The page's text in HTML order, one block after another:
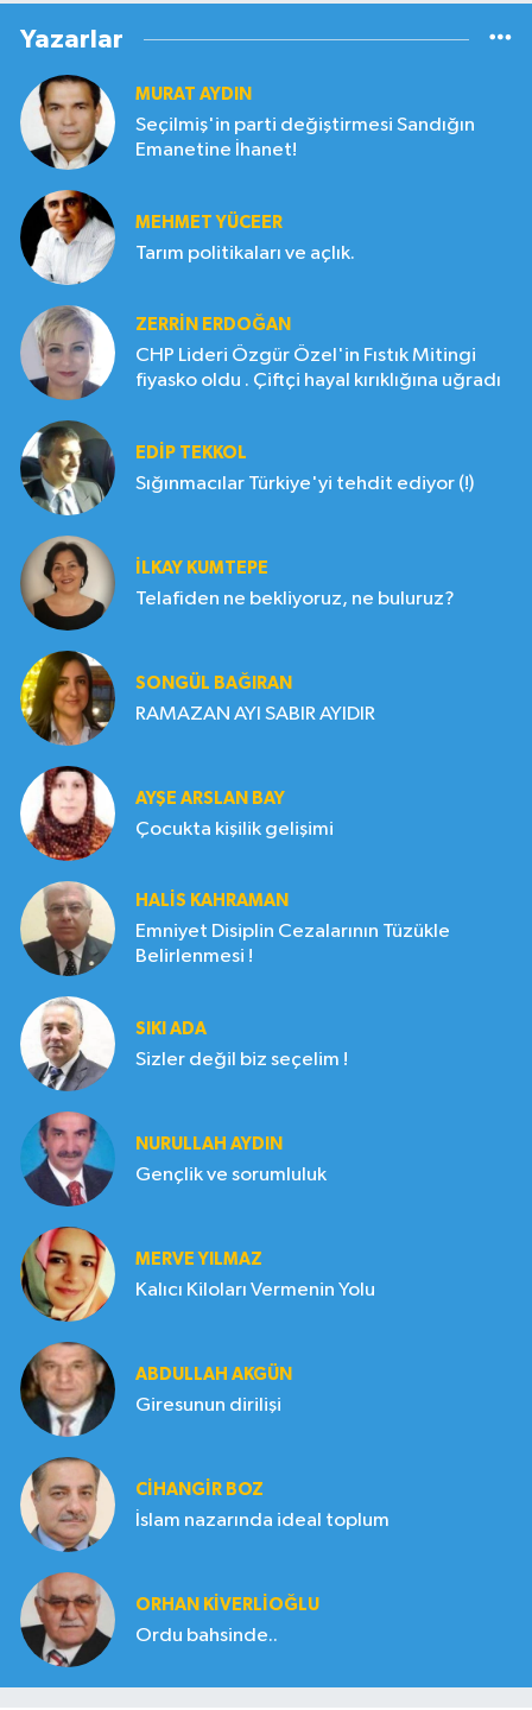
Yazarlar
MURAT AYDIN
Seçilmiş'in parti değiştirmesi Sandığın
Emanetine İhanet!
MEHMET YÜCEER
Tarım politikaları ve açlık.
ZERRIN ERDOĞAN
CHP Lideri Özgür Özel'in Fıstık Mitingi
fiyasko oldu . Çiftçi hayal kırıklığına uğradı
EDIP TEKKOL
Sığınmacılar Türkiye'yi tehdit ediyor (!)
İLKAY KUMTEPE
Telafiden ne bekliyoruz, ne buluruz?
SONGÜL BAĞIRAN
RAMAZAN AYI SABIR AYIDIR
AYŞE ARSLAN BAY
Çocukta kişilik gelişimi
HALIS KAHRAMAN
Emniyet Disiplin Cezalarının Tüzükle
Belirlenmesi !
SIKI ADA
Sizler değil biz seçelim !
NURULLAH AYDIN
Gençlik ve sorumluluk
MERVE YILMAZ
Kalıcı Kiloları Vermenin Yolu
ABDULLAH AKGÜN
Giresunun dirilişi
CIHANGIR BOZ
İslam nazarında ideal toplum
ORHAN KIVERLIOĞLU
Ordu bahsinde..